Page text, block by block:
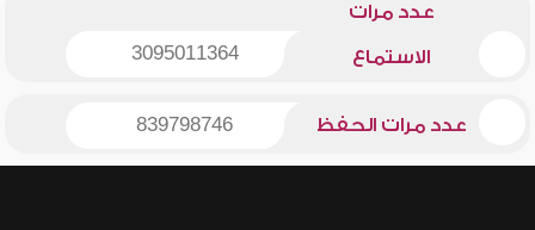
عدد مرات
الاستماع 3095011364
عدد مرات الحفظ 839798746